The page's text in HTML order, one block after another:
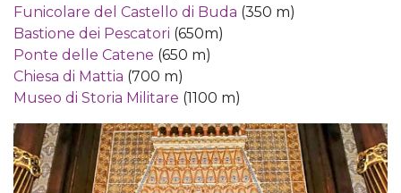
Funicolare del Castello di Buda (350 m)
Bastione dei Pescatori (650m)
Ponte delle Catene (650 m)
Chiesa di Mattia (700 m)
Museo di Storia Militare (1100 m)